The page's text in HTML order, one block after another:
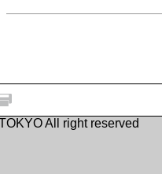
All right reserved